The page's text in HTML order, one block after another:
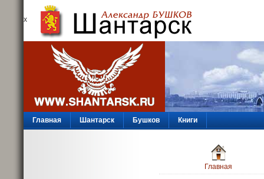
х
Главная Шантарск Бушков Книги
Главная